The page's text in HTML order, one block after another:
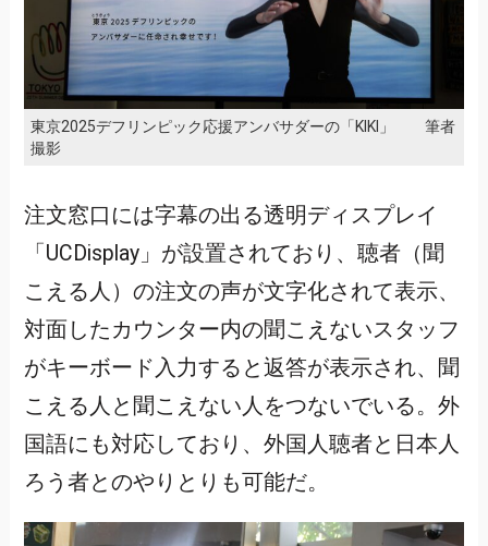
東京2025デフリンピック応援アンバサダーの「KIKI」 筆者
撮影
注文窓口には字幕の出る透明ディスプレイ
「UCDisplay」が設置されており、聴者（聞
こえる人）の注文の声が文字化されて表示、
対面したカウンター内の聞こえないスタッフ
がキーボード入力すると返答が表示され、聞
こえる人と聞こえない人をつないでいる。外
国語にも対応しており、外国人聴者と日本人
ろう者とのやりとりも可能だ。